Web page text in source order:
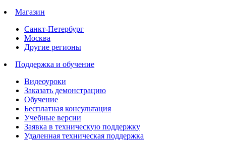
Магазин
Санкт-Петербург
Москва
Другие регионы
Поддержка и обучение
Видеоуроки
Заказать демонстрацию
Обучение
Бесплатная консультация
Учебные версии
Заявка в техническую поддержку
Удаленная техническая поддержка